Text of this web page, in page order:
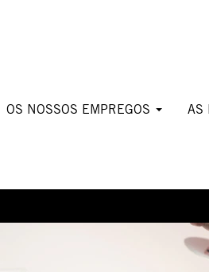
OS NOSSOS EMPREGOS AS